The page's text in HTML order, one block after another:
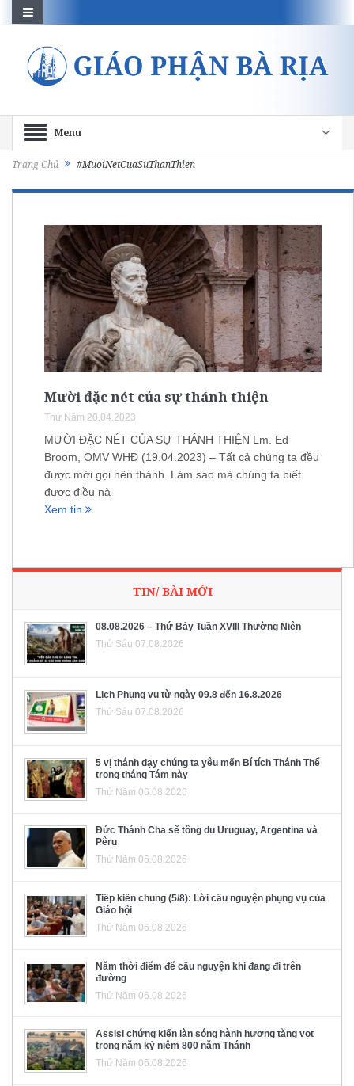
Menu
Trang Chủ #MuoiNetCuaSuThanThien
Mười đặc nét của sự thánh thiện
Thứ Năm 20.04.2023
MƯỜI ĐẶC NÉT CỦA SỰ THÁNH THIỆN Lm. Ed
Broom, OMV WHĐ (19.04.2023) – Tất cả chúng ta đều
được mời gọi nên thánh. Làm sao mà chúng ta biết
được điều nà
Xem tin
TIN/ BÀI MỚI
08.08.2026 – Thứ Bảy Tuần XVIII Thường Niên
Thứ Sáu 07.08.2026
Lịch Phụng vụ từ ngày 09.8 đến 16.8.2026
Thứ Sáu 07.08.2026
5 vị thánh dạy chúng ta yêu mến Bí tích Thánh Thể
trong tháng Tám này
Thứ Năm 06.08.2026
Đức Thánh Cha sẽ tông du Uruguay, Argentina và
Pêru
Thứ Năm 06.08.2026
Tiếp kiến chung (5/8): Lời cầu nguyện phụng vụ của
Giáo hội
Thứ Năm 06.08.2026
Năm thời điểm để cầu nguyện khi đang đi trên
đường
Thứ Năm 06.08.2026
Assisi chứng kiến làn sóng hành hương tăng vọt
trong năm kỷ niệm 800 năm Thánh
Thứ Năm 06.08.2026